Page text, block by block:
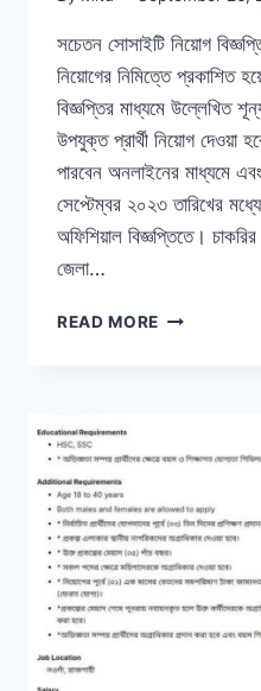
সচেতন সোসাইটি নিয়োগ
নিয়োগের নিমিত্তে প্রকাশিত
বিজ্ঞপ্তির মাধ্যমে উল্লেখিত
উপযুক্ত প্রার্থী নিয়োগ দেওয়া
পারবেন অনলাইনের মাধ্যমে
সেপ্টেম্বর ২০২৩ তারিখের
অফিশিয়াল বিজ্ঞপ্তিতে।
জেলা…
READ MORE সচেতন
মাধ্যম